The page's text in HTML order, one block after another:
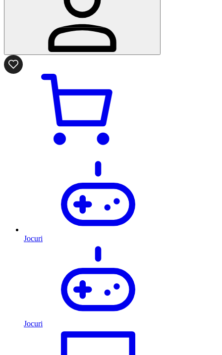
Jocuri
Jocuri